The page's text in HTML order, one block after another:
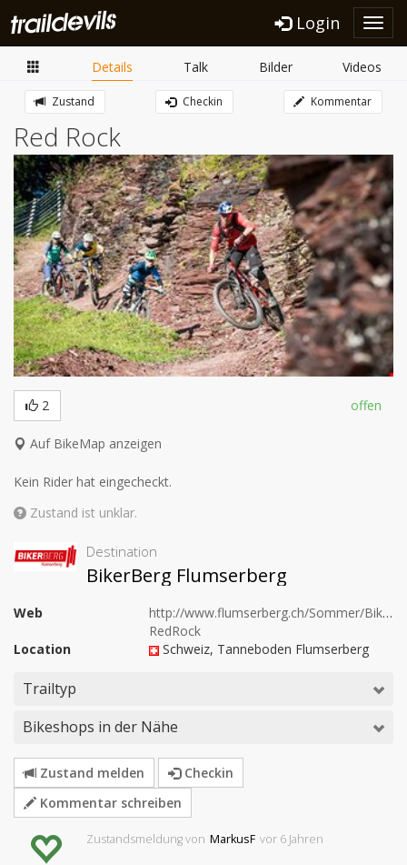
Login
Details Talk Bilder Videos
Zustand Checkin Kommentar
Red Rock
2 offen
Auf BikeMap anzeigen
Kein Rider hat eingecheckt.
Zustand ist unklar.
Destination
BikerBerg Flumserberg
Web
http://www.flumserberg.ch/Sommer/Biken/
RedRock
Location
Schweiz, Tanneboden Flumserberg
Trailtyp
Bikeshops in der Nähe
Zustand melden
Checkin
Kommentar schreiben
Zustandsmeldungvon MarkusF vor 6 Jahren